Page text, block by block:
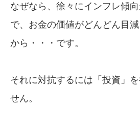
なぜなら、徐々にインフレ傾
で、お金の価値がどんどん目
から・・・です。
それに対抗するには「投資」
せん。